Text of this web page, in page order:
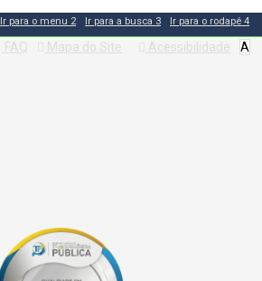
Ir para o menu 2 Ir para a busca 3 Ir para o rodapé 4
FAQ Mapa do Site Acessibilidade
A